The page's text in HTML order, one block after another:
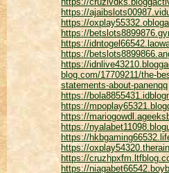
https://
https://
https://
https://
https://
https://
blog.com/17709211/the-
statements-about-panenqq
https://
https://
https://
https://
https://
https://
https://
https://